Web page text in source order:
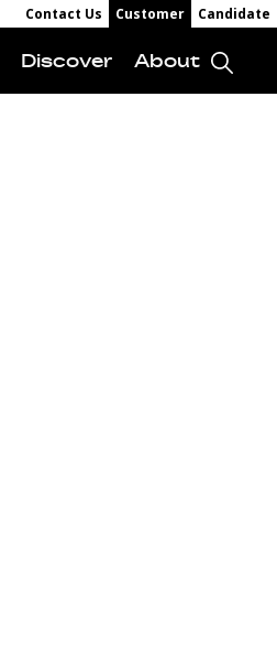
Contact Us Customer Candidate
Discover About